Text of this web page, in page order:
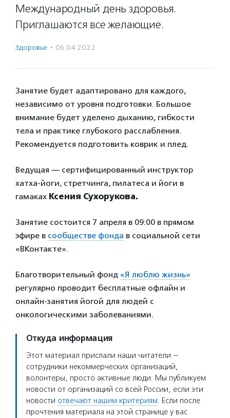
Международный день здоровья.
Приглашаются все желающие.
Здоровье · 06.04.2022
Занятие будет адаптировано для каждого,
независимо от уровня подготовки. Большое
внимание будет уделено дыханию, гибкости
тела и практике глубокого расслабления.
Рекомендуется подготовить коврик и плед.
Ведущая — сертифицированный инструктор
хатха-йоги, стретчинга, пилатеса и йоги в
гамаках Ксения Сухорукова.
Занятие состоится 7 апреля в 09:00 в прямом
эфире в сообществе фонда в социальной сети
«ВКонтакте».
Благотворительный фонд «Я люблю жизнь»
регулярно проводит бесплатные офлайн и
онлайн-занятия йогой для людей с
онкологическими заболеваниями.
Откуда информация
Этот материал прислали наши читатели —
сотрудники некоммерческих организаций,
волонтеры, просто активные люди. Мы публикуем
новости от организаций со всей России, если эти
новости отвечают нашим критериям. Если после
прочтения материала на этой странице у вас